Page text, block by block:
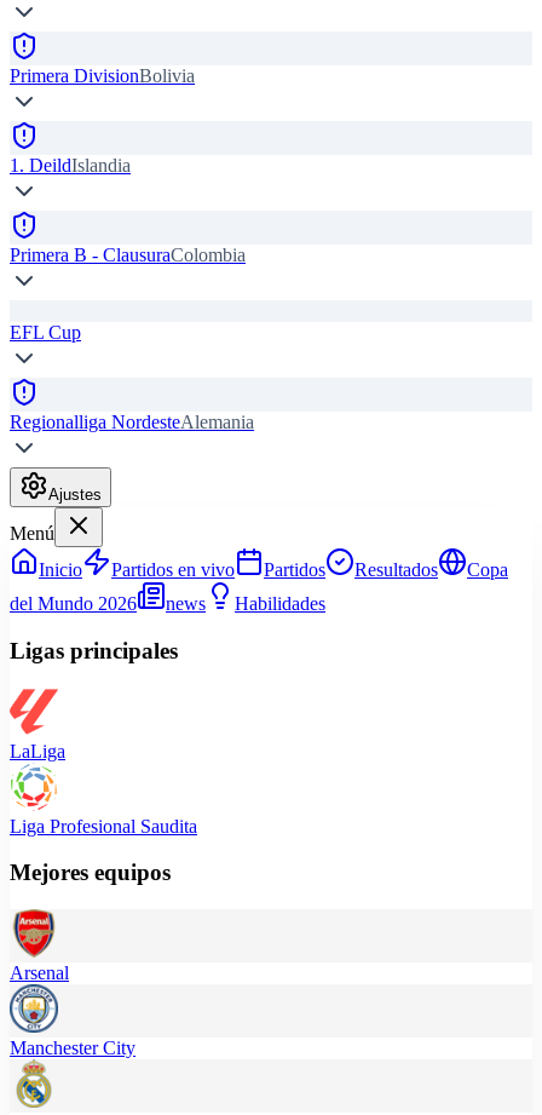
Primera DivisionBolivia
1. DeildIslandia
Primera B - ClausuraColombia
EFL Cup
Regionalliga NordesteAlemania
Ajustes
Menú
Inicio
Partidos en vivo Partidos Resultados
Copa
del Mundo 2026
news Habilidades
Ligas principales
LaLiga
Liga Profesional Saudita
Mejores equipos
Arsenal
Manchester City